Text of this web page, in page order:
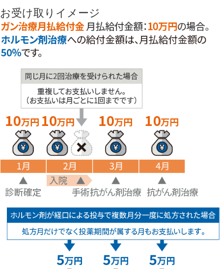
お受け取りイメージ